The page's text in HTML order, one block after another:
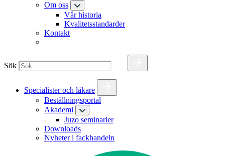
Om oss
Vår historia
Kvalitetsstandarder
Kontakt
Sök
Specialister och läkare
Beställningsportal
Akademi
Juzo seminarier
Downloads
Nyheter i fackhandeln